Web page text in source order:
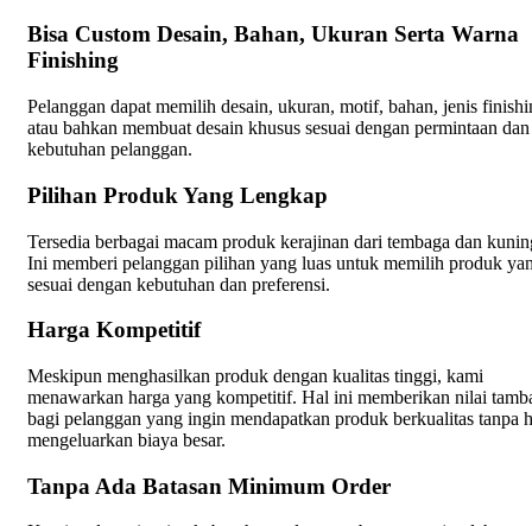
Bisa Custom Desain, Bahan, Ukuran Serta Warna
Finishing
Pelanggan dapat memilih desain, ukuran, motif, bahan, jenis
atau bahkan membuat desain khusus sesuai dengan permintaan dan
kebutuhan pelanggan.
Pilihan Produk Yang Lengkap
Tersedia berbagai macam produk kerajinan dari tembaga dan
Ini memberi pelanggan pilihan yang luas untuk memilih produk
sesuai dengan kebutuhan dan preferensi.
Harga Kompetitif
Meskipun menghasilkan produk dengan kualitas tinggi, kami
menawarkan harga yang kompetitif. Hal ini memberikan nilai
bagi pelanggan yang ingin mendapatkan produk berkualitas tanpa
mengeluarkan biaya besar.
Tanpa Ada Batasan Minimum Order